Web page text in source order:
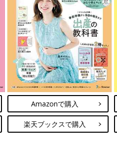
Amazonで購入
楽天ブックスで購入